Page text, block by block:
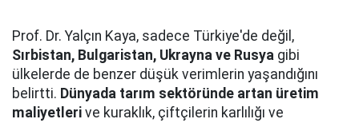
Prof. Dr. Yalçın Kaya, sadece Türkiye'de değil,
Sırbistan, Bulgaristan, Ukrayna ve Rusya gibi
ülkelerde de benzer düşük verimlerin yaşandığını
belirtti. Dünyada tarım sektöründe artan üretim
maliyetleri ve kuraklık, çiftçilerin karlılığı ve